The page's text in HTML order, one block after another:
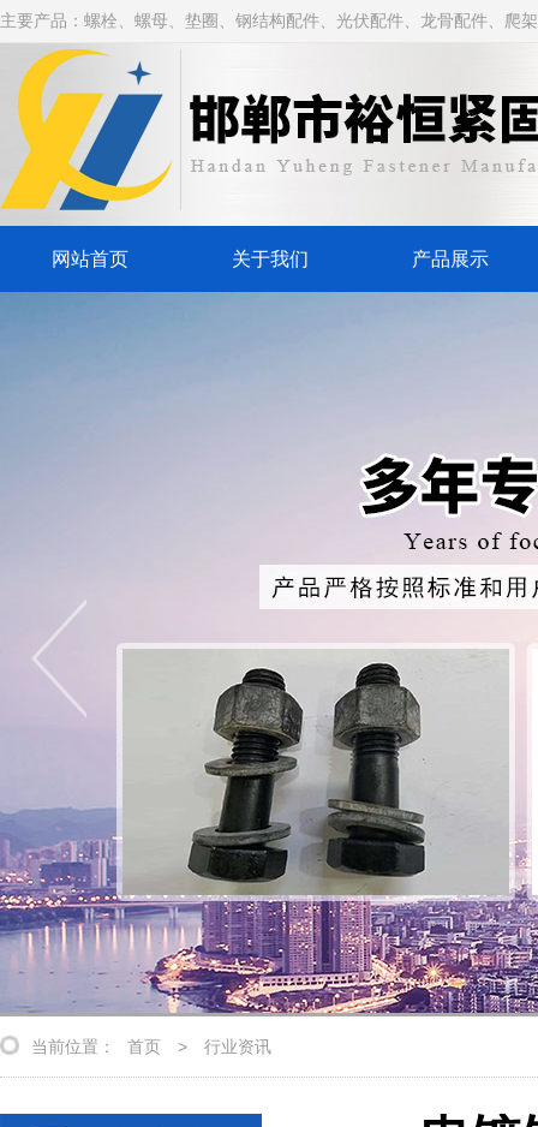
主要产品：螺栓、螺母、垫圈、钢结构配件、光伏配件、龙骨配件、爬
网站首页 关于我们 产品展示
当前位置： 首页 > 行业资讯